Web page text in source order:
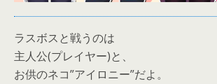
ラスボスと戦うのは
主人公(プレイヤー)と、
お供のネコ”アイロニー”だよ。